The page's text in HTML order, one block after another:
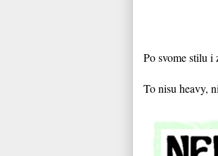
Po svome stilu i
To nisu heavy,